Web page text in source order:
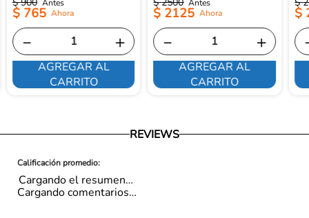
$ 900
$ 765
＋
－
AGREGAR AL
CARRITO
$ 2500
$ 2125
＋
－
AGREGAR AL
CARRITO
$
$
REVIEWS
Cargando el resumen…
Cargando comentarios…